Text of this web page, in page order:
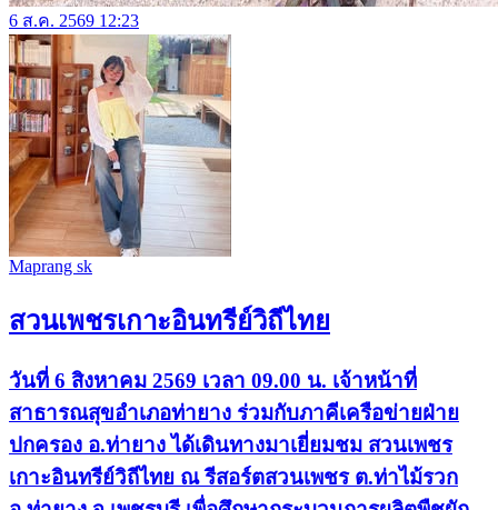
6 ส.ค. 2569 12:23
Maprang sk
สวนเพชรเกาะอินทรีย์วิถีไทย
วันที่ 6 สิงหาคม 2569 เวลา 09.00 น. เจ้าหน้าที่
สาธารณสุขอำเภอท่ายาง ร่วมกับภาคีเครือข่ายฝ่าย
ปกครอง อ.ท่ายาง ได้เดินทางมาเยี่ยมชม สวนเพชร
เกาะอินทรีย์วิถีไทย ณ รีสอร์ตสวนเพชร ต.ท่าไม้รวก